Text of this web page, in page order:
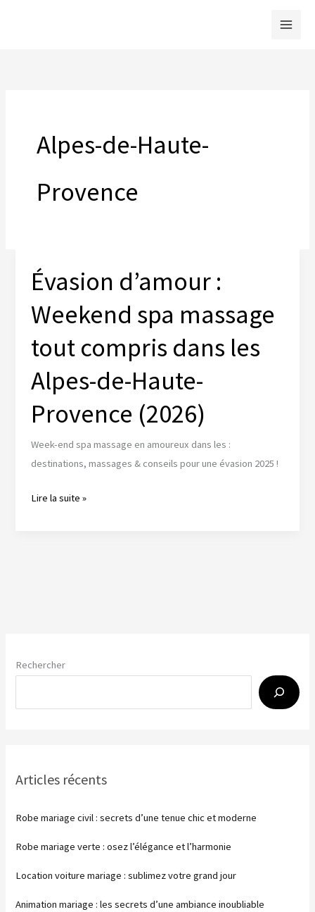
Alpes-de-Haute-
Provence
Évasion d’amour :
Weekend spa massage
tout compris dans les
Alpes-de-Haute-
Provence (2026)
Week-end spa massage en amoureux dans les :
destinations, massages & conseils pour une évasion 2025 !
Évasion
les
de-
Lire la suite »
Rechercher
Articles récents
Robe mariage civil : secrets d’une tenue chic et moderne
Robe mariage verte : osez l’élégance et l’harmonie
Location voiture mariage : sublimez votre grand jour
Animation mariage : les secrets d’une ambiance inoubliable